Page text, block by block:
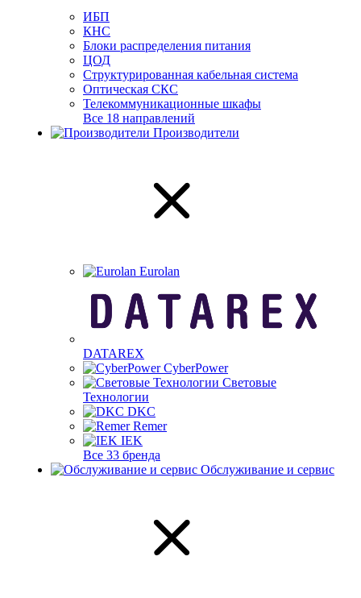
ИБП
КНС
Блоки распределения питания
ЦОД
Структурированная кабельная система
Оптическая СКС
Телекоммуникационные шкафы
Все 18 направлений
Производители
Eurolan
DATAREX
CyberPower
Световые
Технологии
DKC
Remer
IEK
Все 33 бренда
Обслуживание и сервис